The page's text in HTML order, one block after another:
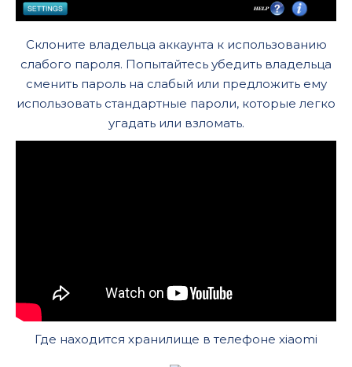
Склоните владельца аккаунта к использованию
слабого пароля. Попытайтесь убедить владельца
сменить пароль на слабый или предложить ему
использовать стандартные пароли, которые легко
угадать или взломать.
Где находится хранилище в телефоне xiaomi